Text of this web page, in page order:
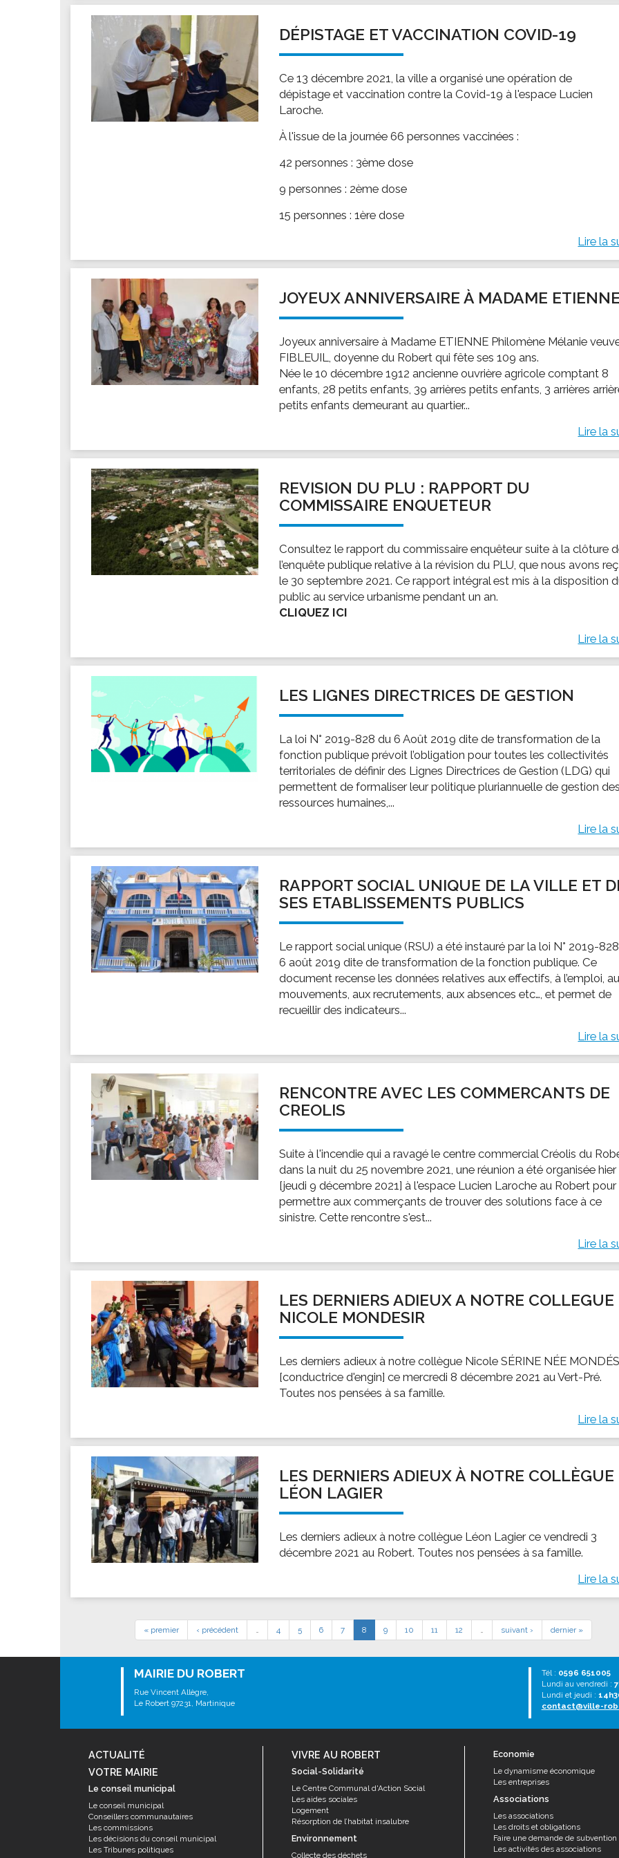
Les associations
Les droits et obligations
Faire une demande de subvention
Les activités des associations
VIE PRATIQUE
Les espaces numériques
SANTÉ
Annuaire santé
DÉPISTAGE ET VACCINATION COVID-19
Ce 13 décembre 2021, la ville a organisé une opération de
dépistage et vaccination contre la Covid-19 à l'espace Lucien
Laroche.
À l'issue de la journée 66 personnes vaccinées :
42 personnes : 3ème dose
9 personnes : 2ème dose
15 personnes : 1ère dose
Lire la
JOYEUX ANNIVERSAIRE À MADAME ETIENNE
Joyeux anniversaire à Madame ETIENNE Philomène Mélanie
FIBLEUIL, doyenne du Robert qui fête ses 109 ans.
Née le 10 décembre 1912 ancienne ouvrière agricole comptant 8
enfants, 28 petits enfants, 39 arrières petits enfants, 3 arrières
petits enfants demeurant au quartier...
Lire la
REVISION DU PLU : RAPPORT DU
COMMISSAIRE ENQUETEUR
Consultez le rapport du commissaire enquêteur suite à la clôture
l’enquête publique relative à la révision du PLU, que nous avons
le 30 septembre 2021. Ce rapport intégral est mis à la disposition
public au service urbanisme pendant un an.
CLIQUEZ ICI
Lire la
LES LIGNES DIRECTRICES DE GESTION
La loi N° 2019-828 du 6 Août 2019 dite de transformation de la
fonction publique prévoit l’obligation pour toutes les collectivités
territoriales de définir des Lignes Directrices de Gestion (LDG) qui
permettent de formaliser leur politique pluriannuelle de gestion des
ressources humaines,...
Lire la
RAPPORT SOCIAL UNIQUE DE LA VILLE ET
SES ETABLISSEMENTS PUBLICS
Le rapport social unique (RSU) a été instauré par la loi N° 2019-
6 août 2019 dite de transformation de la fonction publique. Ce
document recense les données relatives aux effectifs, à l’emploi,
mouvements, aux recrutements, aux absences etc…, et permet de
recueillir des indicateurs...
Lire la
RENCONTRE AVEC LES COMMERCANTS DE
CREOLIS
Suite à l'incendie qui a ravagé le centre commercial Créolis du
dans la nuit du 25 novembre 2021, une réunion a été organisée hier
[jeudi 9 décembre 2021] à l'espace Lucien Laroche au Robert pour
permettre aux commerçants de trouver des solutions face à ce
sinistre. Cette rencontre s'est...
Lire la
LES DERNIERS ADIEUX A NOTRE COLLEGUE
NICOLE MONDESIR
Les derniers adieux à notre collègue Nicole SÉRINE NÉE
[conductrice d'engin] ce mercredi 8 décembre 2021 au Vert-Pré.
Toutes nos pensées à sa famille.
Lire la
LES DERNIERS ADIEUX À NOTRE COLLÈGUE
LÉON LAGIER
Les derniers adieux à notre collègue Léon Lagier ce vendredi 3
décembre 2021 au Robert. Toutes nos pensées à sa famille.
Lire la
« premier ‹ précédent 4 5 6 7 8 9 10 11 12 suivant › dernier »
MAIRIE DU ROBERT
Rue Vincent Allègre,
Le Robert 97231, Martinique
Tél : 0596 651005
Lundi au vendredi :
Lundi et jeudi :
contact@ville-
ACTUALITÉ
VOTRE MAIRIE
Le conseil municipal
Le conseil municipal
Conseillers communautaires
Les commissions
Les décisions du conseil municipal
Les Tribunes politiques
VIVRE AU ROBERT
Social-Solidarité
Le Centre Communal d'Action Social
Les aides sociales
Logement
Résorption de l’habitat insalubre
Environnement
Collecte des déchets
Economie
Le dynamisme économique
Les entreprises
Associations
Les associations
Les droits et obligations
Faire une demande de subvention
Les activités des associations